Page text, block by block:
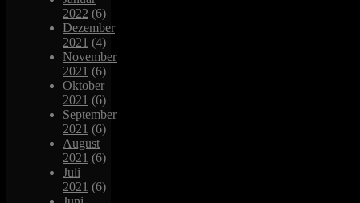
2022 (6)
Dezember
2021 (4)
November
2021 (6)
Oktober
2021 (6)
September
2021 (6)
August
2021 (6)
Juli
2021 (6)